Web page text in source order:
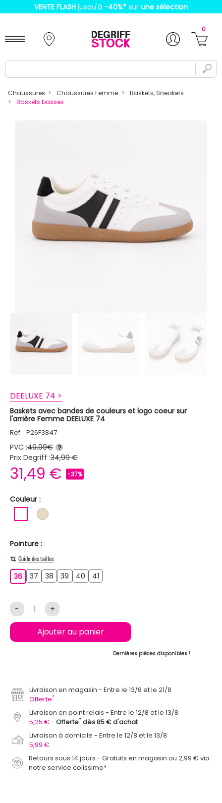
VENTE FLASH jusqu'à -40%* sur une sélection
0
Chaussures Chaussures Femme
Baskets, Sneakers
Baskets basses
DEELUXE 74 >
Baskets avec bandes de couleurs et logo coeur sur
l'arrière Femme DEELUXE 74
Ref. : P26F3847
PVC :49,99€ ?
Prix Degriff :34,99 €
31,49 € -37%
Couleur :
BLANCBEIGE
Pointure :
Guide des tailles
363637 3738 3839 3940 4041
- +
Ajouter au panier
Dernières pièces disponibles !
Livraison en magasin
Entre le 13/8 et le 21/8
Offerte*
Livraison en point relais
Entre le 12/8 et le 13/8
5,25 €
Offerte* dès 85 € d'achat
Livraison à domicile
Entre le 12/8 et le 13/8
5,99 €
Retours sous 14 jours - Gratuits en magasin ou 2,99 € via
notre service colissimo*